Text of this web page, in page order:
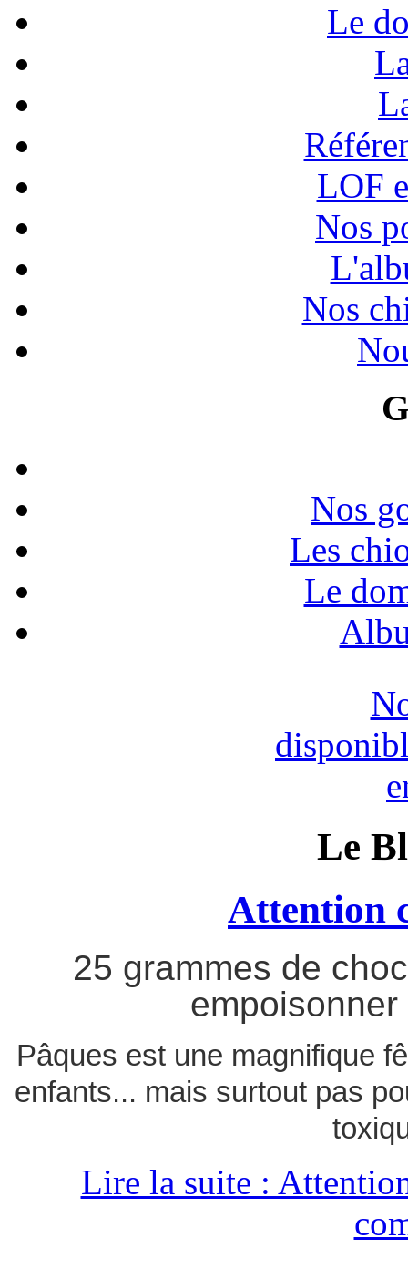
Le
LOF
Nos
Nos
Nos
Les
Le
Le
Attention
25 grammes de
Pâques est une magnifique
enfants... mais surtout pas
Lire la suite :